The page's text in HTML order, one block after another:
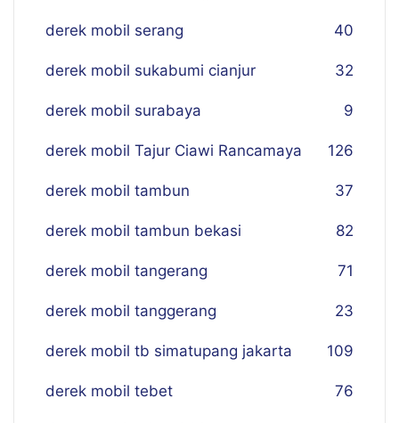
derek mobil serang 40
derek mobil sukabumi cianjur 32
derek mobil surabaya 9
derek mobil Tajur Ciawi Rancamaya 126
derek mobil tambun 37
derek mobil tambun bekasi 82
derek mobil tangerang 71
derek mobil tanggerang 23
derek mobil tb simatupang jakarta 109
derek mobil tebet 76